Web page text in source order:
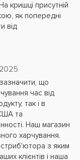
кришці присутній
як попередні
від
що
час від
так і в
та
Наш магазин
харчування.
з яким
клієнтів і наша